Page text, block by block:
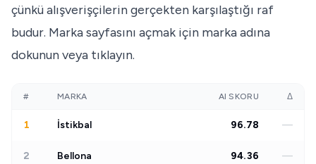
çünkü alışverişçilerin gerçekten karşılaştığı raf
budur. Marka sayfasını açmak için marka adına
dokunun veya tıklayın.
# MARKA AI SKORU Δ
1 İstikbal 96.78 —
2 Bellona 94.36 —